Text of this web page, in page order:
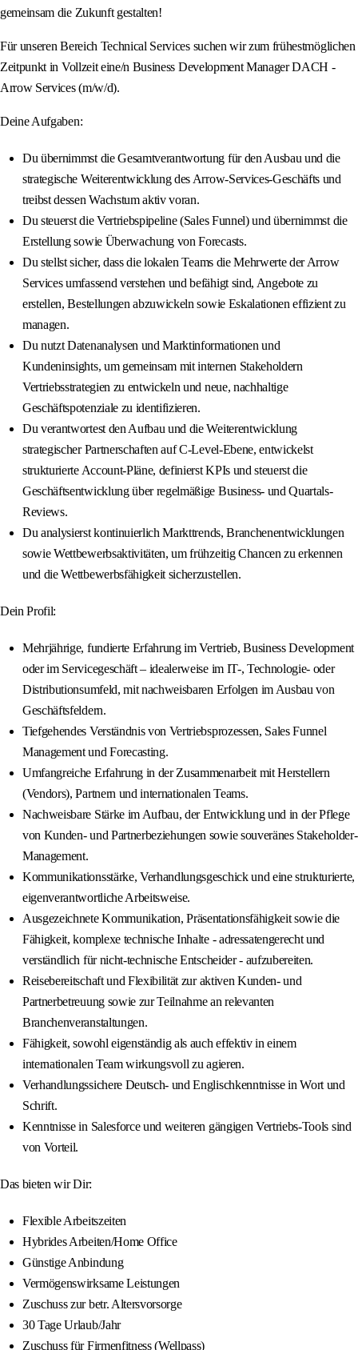
gemeinsam die Zukunft gestalten!
Für unseren Bereich Technical Services suchen wir zum frühestmöglichen
Zeitpunkt in Vollzeit eine/n Business Development Manager DACH -
Arrow Services (m/w/d).
Deine Aufgaben:
Du übernimmst die Gesamtverantwortung für den Ausbau und die
strategische Weiterentwicklung des Arrow-Services-Geschäfts und
treibst dessen Wachstum aktiv voran.
Du steuerst die Vertriebspipeline (Sales Funnel) und übernimmst die
Erstellung sowie Überwachung von Forecasts.
Du stellst sicher, dass die lokalen Teams die Mehrwerte der Arrow
Services umfassend verstehen und befähigt sind, Angebote zu
erstellen, Bestellungen abzuwickeln sowie Eskalationen effizient zu
managen.
Du nutzt Datenanalysen und Marktinformationen und
Kundeninsights, um gemeinsam mit internen Stakeholdern
Vertriebsstrategien zu entwickeln und neue, nachhaltige
Geschäftspotenziale zu identifizieren.
Du verantwortest den Aufbau und die Weiterentwicklung
strategischer Partnerschaften auf C-Level-Ebene, entwickelst
strukturierte Account-Pläne, definierst KPIs und steuerst die
Geschäftsentwicklung über regelmäßige Business- und Quartals-
Reviews.
Du analysierst kontinuierlich Markttrends, Branchenentwicklungen
sowie Wettbewerbsaktivitäten, um frühzeitig Chancen zu erkennen
und die Wettbewerbsfähigkeit sicherzustellen.
Dein Profil:
Mehrjährige, fundierte Erfahrung im Vertrieb, Business Development
oder im Servicegeschäft – idealerweise im IT-, Technologie- oder
Distributionsumfeld, mit nachweisbaren Erfolgen im Ausbau von
Geschäftsfeldern.
Tiefgehendes Verständnis von Vertriebsprozessen, Sales Funnel
Management und Forecasting.
Umfangreiche Erfahrung in der Zusammenarbeit mit Herstellern
(Vendors), Partnern und internationalen Teams.
Nachweisbare Stärke im Aufbau, der Entwicklung und in der Pflege
von Kunden- und Partnerbeziehungen sowie souveränes Stakeholder-
Management.
Kommunikationsstärke, Verhandlungsgeschick und eine strukturierte,
eigenverantwortliche Arbeitsweise.
Ausgezeichnete Kommunikation, Präsentationsfähigkeit sowie die
Fähigkeit, komplexe technische Inhalte - adressatengerecht und
verständlich für nicht-technische Entscheider - aufzubereiten.
Reisebereitschaft und Flexibilität zur aktiven Kunden- und
Partnerbetreuung sowie zur Teilnahme an relevanten
Branchenveranstaltungen.
Fähigkeit, sowohl eigenständig als auch effektiv in einem
internationalen Team wirkungsvoll zu agieren.
Verhandlungssichere Deutsch- und Englischkenntnisse in Wort und
Schrift.
Kenntnisse in Salesforce und weiteren gängigen Vertriebs-Tools sind
von Vorteil.
Das bieten wir Dir:
Flexible Arbeitszeiten
Hybrides Arbeiten/Home Office
Günstige Anbindung
Vermögenswirksame Leistungen
Zuschuss zur betr. Altersvorsorge
30 Tage Urlaub/Jahr
Zuschuss für Firmenfitness (Wellpass)